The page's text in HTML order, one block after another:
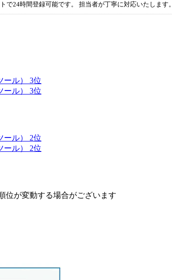
で24時間登録可能です。 担当者が丁寧に対応いたします。
ール） 3位
ール） 3位
ール） 2位
ール） 2位
位が変動する場合がございます